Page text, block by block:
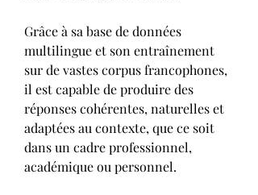
Grâce à sa base de données
multilingue et son entraînement
sur de vastes corpus francophones,
il est capable de produire des
réponses cohérentes, naturelles et
adaptées au contexte, que ce soit
dans un cadre professionnel,
académique ou personnel.